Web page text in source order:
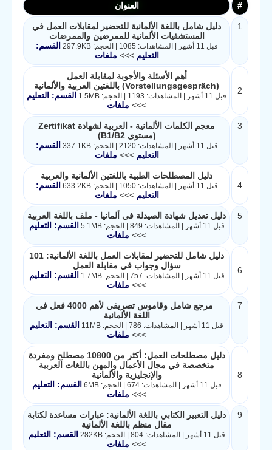
# العنوان
1
دليل شامل باللغة الألمانية للتحضير لمقابلات العمل في
المستشفيات الألمانية للممرضين والممرضات
قبل 11 أشهر | المشاهدات: 1085 | الحجم: 297.9KB
القسم:
التعليم>>> ملفات
2
أهم الأسئلة والأجوبة لمقابلة العمل
(Vorstellungsgespräch) باللغتين العربية والألمانية
قبل 11 أشهر | المشاهدات: 1193 | الحجم: 1.5MB
القسم: التعليم
>>> ملفات
3
معجم الكلمات الألمانية - العربية لشهادة Zertifikat
(مستوى B1/B2)
قبل 11 أشهر | المشاهدات: 2120 | الحجم: 337.1KB
القسم:
التعليم>>> ملفات
4
دليل المصطلحات الطبية باللغتين الألمانية والعربية
قبل 11 أشهر | المشاهدات: 1050 | الحجم: 633.2KB
القسم:
التعليم>>> ملفات
5 دليل تعديل شهادة الصيدلة في ألمانيا - ملف باللغة العربية
قبل 11 أشهر | المشاهدات: 849 | الحجم: 5.1MB
القسم: التعليم
>>> ملفات
6
دليل شامل للتحضير لمقابلات العمل باللغة الألمانية: 101
سؤال وجواب في مقابلة العمل
قبل 11 أشهر | المشاهدات: 757 | الحجم: 1.7MB
القسم: التعليم
>>> ملفات
7
مرجع شامل وقاموس تصريفي لأهم 4000 فعل في
اللغة الألمانية
قبل 11 أشهر | المشاهدات: 786 | الحجم: 11MB
القسم: التعليم
>>> ملفات
8
دليل مصطلحات العمل: أكثر من 10800 مصطلح ومفردة
متخصصة في مجال الأعمال والمهن باللغات العربية
والإنجليزية والألمانية
قبل 11 أشهر | المشاهدات: 674 | الحجم: 6MB
القسم: التعليم
>>> ملفات
9
دليل التعبير الكتابي باللغة الألمانية: عبارات مساعدة لكتابة
مقال منظم باللغة الألمانية
قبل 11 أشهر | المشاهدات: 804 | الحجم: 282KB
القسم: التعليم
>>> ملفات